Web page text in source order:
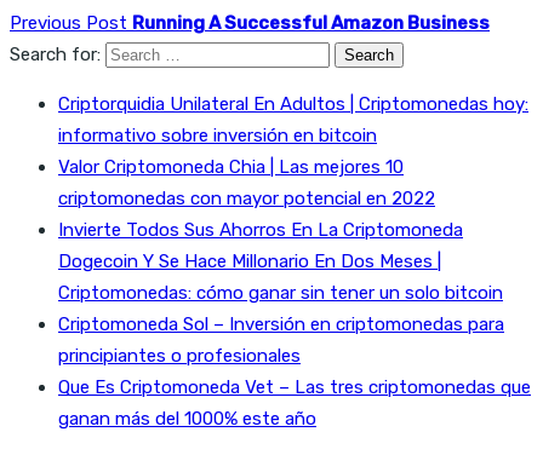
Previous Post Running A Successful Amazon Business
Search for:
Criptorquidia Unilateral En Adultos | Criptomonedas hoy:
informativo sobre inversión en bitcoin
Valor Criptomoneda Chia | Las mejores 10
criptomonedas con mayor potencial en 2022
Invierte Todos Sus Ahorros En La Criptomoneda
Dogecoin Y Se Hace Millonario En Dos Meses |
Criptomonedas: cómo ganar sin tener un solo bitcoin
Criptomoneda Sol – Inversión en criptomonedas para
principiantes o profesionales
Que Es Criptomoneda Vet – Las tres criptomonedas que
ganan más del 1000% este año